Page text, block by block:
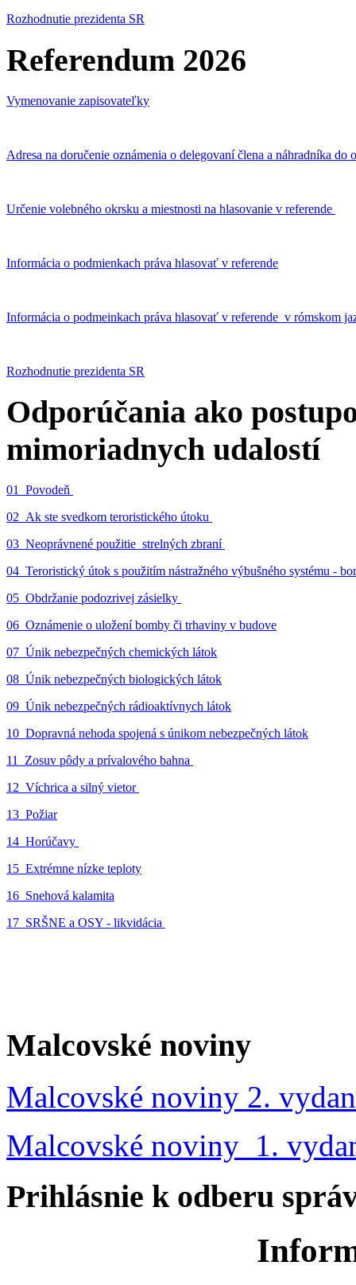
Rozhodnutie prezidenta SR
Referendum 2026
Vymenovanie zapisovateľky
Adresa na doručenie oznámenia o delegovaní člena a náhradníka
Určenie volebného okrsku a miestnosti na hlasovanie v referende
Informácia o podmienkach práva hlasovať v referende
Informácia o podmeinkach práva hlasovať v referende v rómskom
Rozhodnutie prezidenta SR
Odporúčania ako
mimoriadnych udalostí
01_Povodeň
02_Ak ste svedkom teroristického útoku
03_Neoprávnené použitie strelných zbraní
04_Teroristický útok s použitím nástražného výbušného systému -
05_Obdržanie podozrivej zásielky
06_Oznámenie o uložení bomby či trhaviny v budove
07_Únik nebezpečných chemických látok
08_Únik nebezpečných biologických látok
09_Únik nebezpečných rádioaktívnych látok
10_Dopravná nehoda spojená s únikom nebezpečných látok
11_Zosuv pôdy a prívalového bahna
12_Víchrica a silný vietor
13_Požiar
14_Horúčavy
15_Extrémne nízke teploty
16_Snehová kalamita
17_SRŠNE a OSY - likvidácia
Malcovské noviny
Malcovské noviny 2.
Malcovské noviny 1.
Prihlásnie k odberu